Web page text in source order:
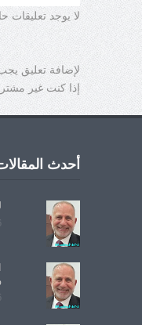
لا يوجد تعليقات
لإضافة تعليق
إذا كنت غير
أحدث